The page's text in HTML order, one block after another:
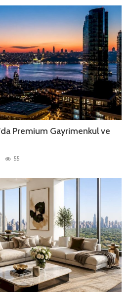
Premium Gayrimenkul ve
55